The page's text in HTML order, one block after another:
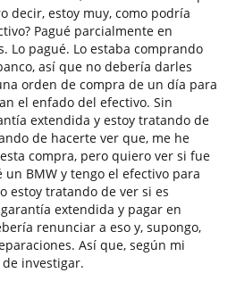
decir, estoy muy, como podría
Pagué parcialmente en
Lo pagué. Lo estaba comprando
así que no debería darles
orden de compra de un día para
el enfado del efectivo. Sin
extendida y estoy tratando de
de hacerte ver que, me he
compra, pero quiero ver si fue
BMW y tengo el efectivo para
estoy tratando de ver si es
extendida y pagar en
renunciar a eso y, supongo,
Así que, según mi
investigar.